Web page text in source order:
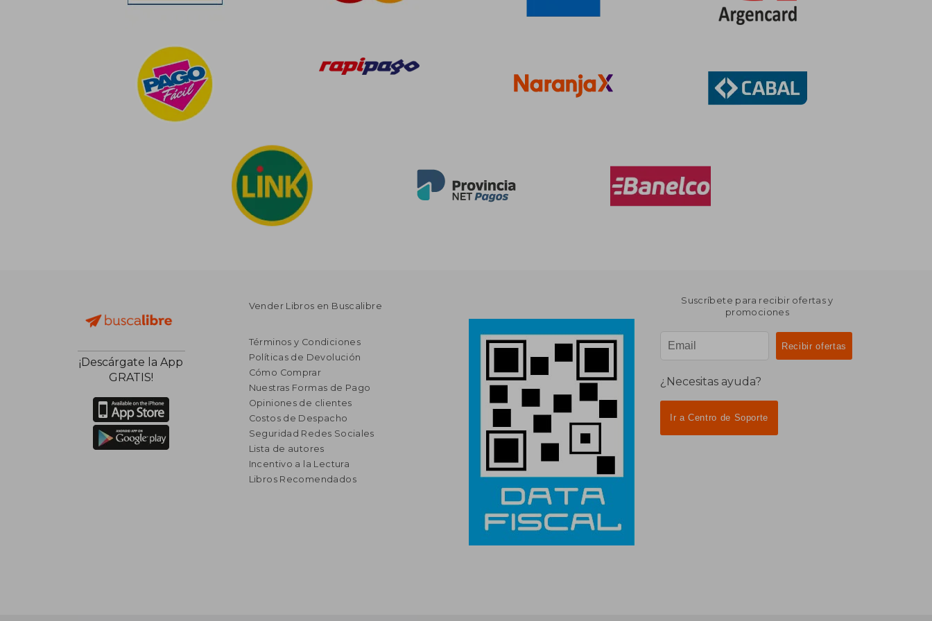
¡Descárgate la App
GRATIS!
Vender Libros en Buscalibre
Términos y Condiciones
Políticas de Devolución
Cómo Comprar
Nuestras Formas de Pago
Opiniones de clientes
Costos de Despacho
Seguridad Redes Sociales
Lista de autores
Incentivo a la Lectura
Libros Recomendados
Suscríbete para recibir ofertas y
promociones
¿Necesitas ayuda?
Ir a Centro de Soporte